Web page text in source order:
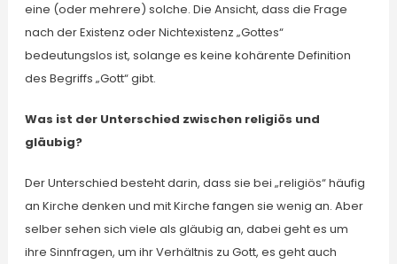
eine (oder mehrere) solche. Die Ansicht, dass die Frage
nach der Existenz oder Nichtexistenz „Gottes“
bedeutungslos ist, solange es keine kohärente Definition
des Begriffs „Gott“ gibt.
Was ist der Unterschied zwischen religiös und
gläubig?
Der Unterschied besteht darin, dass sie bei „religiös“ häufig
an Kirche denken und mit Kirche fangen sie wenig an. Aber
selber sehen sich viele als gläubig an, dabei geht es um
ihre Sinnfragen, um ihr Verhältnis zu Gott, es geht auch